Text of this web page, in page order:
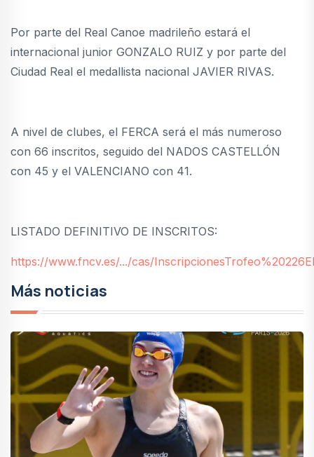
Por parte del Real Canoe madrileño estará el
internacional junior GONZALO RUIZ y por parte del
Ciudad Real el medallista nacional JAVIER RIVAS.
A nivel de clubes, el FERCA será el más numeroso
con 66 inscritos, seguido del NADOS CASTELLÓN
con 45 y el VALENCIANO con 41.
LISTADO DEFINITIVO DE INSCRITOS:
https://www.fncv.es/.../cas/
Más noticias